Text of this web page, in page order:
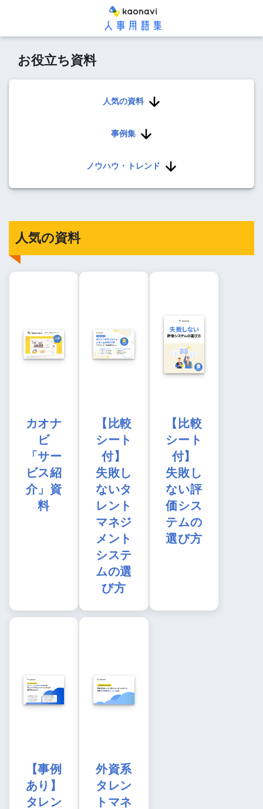
お役立ち資料
人気の資料
事例集
ノウハウ・トレンド
人気の資料
カオナ
ビ
「サー
ビス紹
介」資
料
【比較
シート
付】
失敗し
ないタ
レント
マネジ
メント
システ
ムの選
び方
【比較
シート
付】
失敗し
ない評
価シス
テムの
選び方
【事例
あり】
タレン
外資系
タレン
トマネ